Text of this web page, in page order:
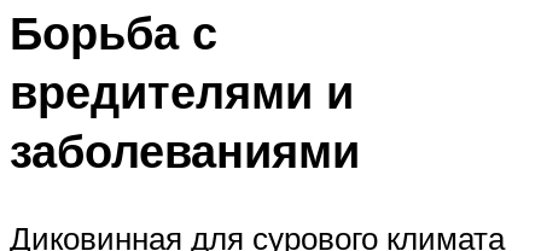
Борьба с
вредителями и
заболеваниями
Диковинная для сурового климата